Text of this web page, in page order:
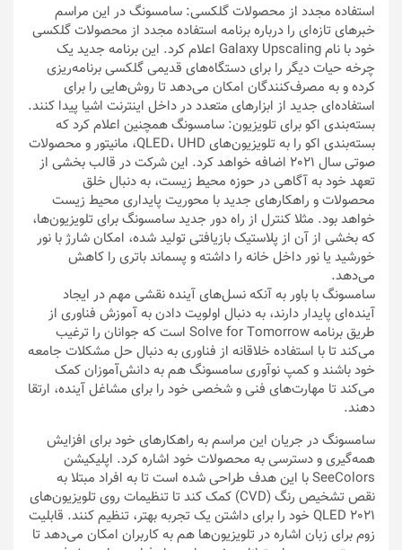
استفاده مجدد از محصولات گلکسی: سامسونگ در این مراسم
خبرهای تازه‌ای را درباره برنامه استفاده مجدد از محصولات گلکسی
خود با نام Galaxy Upscaling اعلام کرد. این برنامه جدید یک
چرخه حیات دیگر را برای دستگاه‌های قدیمی گلکسی برنامه‌ریزی
کرده و به مصرف‌کنندگان امکان می‌دهد تا روش‌هایی را برای
استفاده‌ای جدید از ابزارهای متعدد در داخل اینترنت اشیا پیدا کنند.
بسته‌بندی اکو برای تلویزیون: سامسونگ همچنین اعلام کرد که
بسته‌بندی اکو را به تلویزیون‌های QLED، UHD، مانیتور و محصولات
صوتی سال 2021 اضافه خواهد کرد. این شرکت در قالب بخشی از
تعهد خود به آگاهی در حوزه محیط زیست، به دنبال خلق
محصولات و راهکارهای جدید با محوریت پایداری محیط زیست
خواهد بود. مثلا کنترل از راه دور جدید سامسونگ برای تلویزیون‌ها،
که بخشی از آن از پلاستیک بازیافتی تولید شده، امکان شارژ با نور
خورشید یا نور داخل خانه را داشته و پسماند باتری را کاهش
می‌دهد.
سامسونگ با باور به آنکه نسل‌های آینده نقشی مهم در ایجاد
آینده‌ای پایدار دارند، به دنبال اولویت دادن به آموزش فناوری از
طریق برنامه Solve for Tomorrow است که جوانان را ترغیب
می‌کند تا با استفاده خلاقانه از فناوری به دنبال حل مشکلات جامعه
خود باشند و کمپ نوآوری سامسونگ هم به دانش‌آموزان کمک
می‌کند تا مهارت‌های فنی و شخصی خود را برای مشاغل آینده، ارتقا
دهند.
سامسونگ در جریان این مراسم به راهکارهای خود برای افزایش
همه‌گیری و دسترسی به محصولات خود اشاره کرد. اپلیکیشن
SeeColors با این هدف طراحی شده است تا به افراد مبتلا به
نقص تشخیص رنگ (CVD) کمک کند تا تنظیمات روی تلویزیون‌های
QLED 2021 خود را برای داشتن یک تجربه بهتر، تنظیم کنند. قابلیت
زوم برای زبان اشاره در تلویزیون‌ها هم به کاربران امکان می‌دهد تا